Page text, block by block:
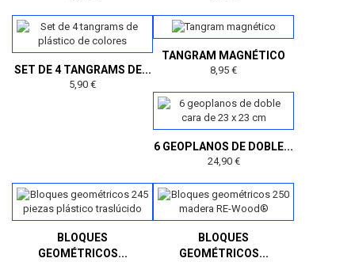
SET DE 4 TANGRAMS DE...
5,90 €
TANGRAM MAGNÉTICO
8,95 €
6 GEOPLANOS DE DOBLE...
24,90 €
BLOQUES
GEOMÉTRICOS...
BLOQUES
GEOMÉTRICOS...